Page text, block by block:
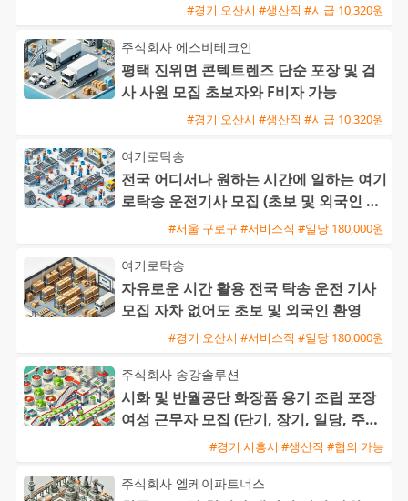
#경기 오산시 #생산직 #시급 10,320원
주식회사 에스비테크인
평택 진위면 콘텍트렌즈 단순 포장 및 검
사 사원 모집 초보자와 F비자 가능
#경기 오산시 #생산직 #시급 10,320원
여기로탁송
전국 어디서나 원하는 시간에 일하는 여기
로탁송 운전기사 모집 (초보 및 외국인 환
#서울 구로구 #서비스직 #일당 180,000원
여기로탁송
자유로운 시간 활용 전국 탁송 운전 기사
모집 자차 없어도 초보 및 외국인 환영
#경기 오산시 #서비스직 #일당 180,000원
주식회사 송강솔루션
시화 및 반월공단 화장품 용기 조립 포장
여성 근무자 모집 (단기, 장기, 일당, 주급
#경기 시흥시 #생산직 #협의 가능
주식회사 엘케이파트너스